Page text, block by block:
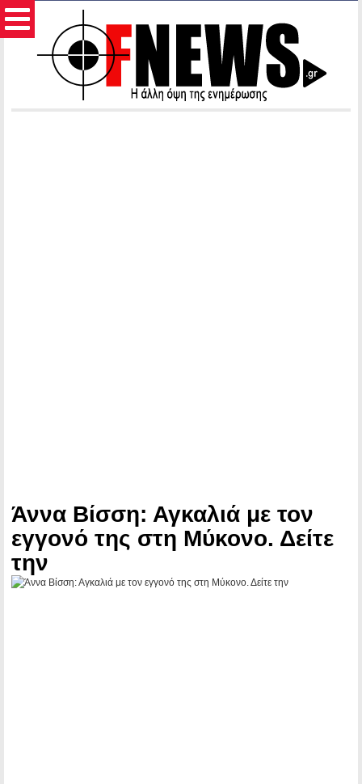
Άννα Βίσση: Αγκαλιά με τον
εγγονό της στη Μύκονο. Δείτε
την